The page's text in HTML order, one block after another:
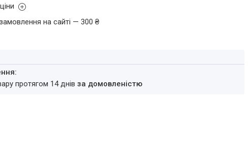
на сайті — 300 ₴
протягом 14 днівза домовленістю